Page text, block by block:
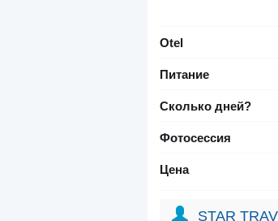
Otel
Питание
Сколько дней?
Фотосессия
Цена
STAR